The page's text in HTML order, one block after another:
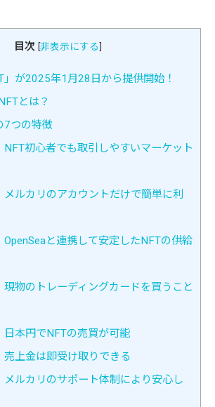
目次 [非表示にする]
」が2025年1月28日から提供開始！
とは？
7つの特徴
NFT初心者でも取引しやすいマーケット
メルカリのアカウントだけで簡単に利
OpenSeaと連携して安定したNFTの供給
物のトレーディングカードを買うこと
日本円でNFTの売買が可能
売上金は即受け取りできる
メルカリのサポート体制により安心し